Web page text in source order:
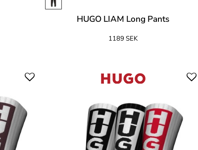
HUGO LIAM Long Pants
1189 SEK